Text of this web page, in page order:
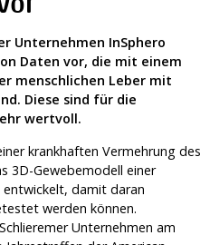
Unternehmen InSphero
Daten vor, die mit einem
menschlichen Leber mit
Diese sind für die
wertvoll.
krankhaften Vermehrung des
3D-Gewebemodell einer
damit daran
werden können.
Unternehmen am